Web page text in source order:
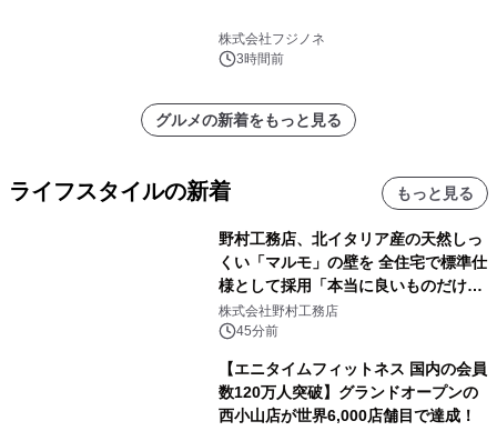
株式会社フジノネ
3時間前
グルメの新着をもっと見る
ライフスタイルの新着 もっと見る
野村工務店、北イタリア産の天然しっ
くい「マルモ」の壁を 全住宅で標準仕
様として採用「本当に良いものだけに
こだわる」
株式会社野村工務店
45分前
【エニタイムフィットネス 国内の会員
数120万人突破】グランドオープンの
西小山店が世界6,000店舗目で達成！